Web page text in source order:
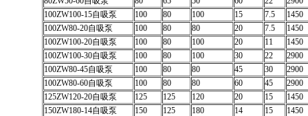
100ZW100-15自吸泵
100 80 100 15 7.5
1450
100ZW80-20自吸泵
100 80 80 20 7.5
1450
100ZW100-20自吸泵
100 80 100 20 11
1450
100ZW100-30自吸泵
100 80 100 30 22
2900
100ZW80-45自吸泵
100 80 80 45 30
2900
100ZW80-60自吸泵
100 80 80 60 45
2900
125ZW120-20自吸泵
125 125 120 20 15
1450
150ZW180-14自吸泵
150 125 180 14 15
1450